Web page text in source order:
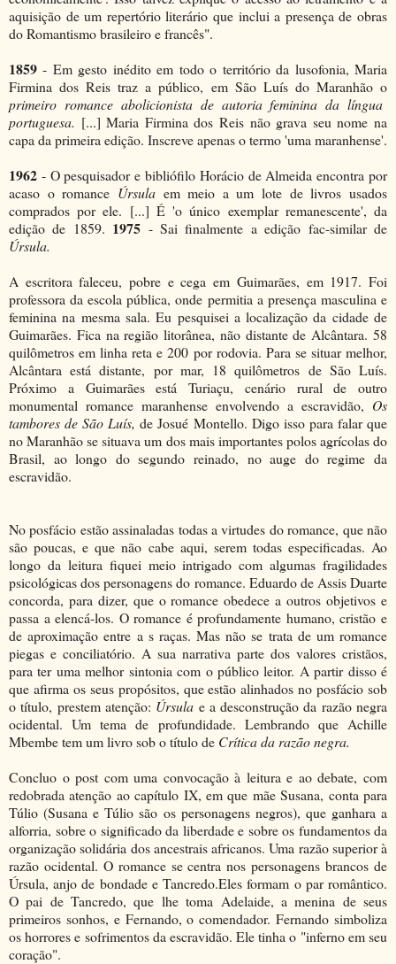
aquisição de um repertório literário que inclui a presença de obras
do Romantismo brasileiro e francês".
1859- Em gesto inédito em todo o território da lusofonia, Maria
Firmina dos Reis traz a público, em São Luís do Maranhão o
primeiro romance abolicionista de autoria feminina da língua
portuguesa. [...] Maria Firmina dos Reis não grava seu nome na
capa da primeira edição. Inscreve apenas o termo 'uma maranhense'.
1962 - O pesquisador e bibliófilo Horácio de Almeida encontra por
acaso o romance Úrsulaem meio a um lote de livros usados
comprados por ele. [...] É 'o único exemplar remanescente', da
edição de 1859. 1975 - Sai finalmente a edição fac-similar de
Úrsula.
A escritora faleceu, pobre e cega em Guimarães, em 1917. Foi
professora da escola pública, onde permitia a presença masculina e
feminina na mesma sala. Eu pesquisei a localização da cidade de
Guimarães. Fica na região litorânea, não distante de Alcântara. 58
quilômetros em linha reta e 200 por rodovia. Para se situar melhor,
Alcântara está distante, por mar, 18 quilômetros de São Luís.
Próximo a Guimarães está Turiaçu, cenário rural de outro
monumental romance maranhense envolvendo a escravidão, Os
tambores de São Luís,de Josué Montello. Digo isso para falar que
no Maranhão se situava um dos mais importantes polos agrícolas do
Brasil, ao longo do segundo reinado, no auge do regime da
escravidão.
No posfácio estão assinaladas todas a virtudes do romance, que não
são poucas, e que não cabe aqui, serem todas especificadas. Ao
longo da leitura fiquei meio intrigado com algumas fragilidades
psicológicas dos personagens do romance. Eduardo de Assis Duarte
concorda, para dizer, que o romance obedece a outros objetivos e
passa a elencá-los. O romance é profundamente humano, cristão e
de aproximação entre a s raças. Mas não se trata de um romance
piegas e conciliatório. A sua narrativa parte dos valores cristãos,
para ter uma melhor sintonia com o público leitor. A partir disso é
que afirma os seus propósitos, que estão alinhados no posfácio sob
o título, prestem atenção: Úrsula e a desconstrução da razão negra
ocidental. Um tema de profundidade. Lembrando que Achille
Mbembe tem um livro sob o título de Crítica da razão negra.
Concluo o post com uma convocação à leitura e ao debate, com
redobrada atenção ao capítulo IX, em que mãe Susana, conta para
Túlio (Susana e Túlio são os personagens negros), que ganhara a
alforria, sobre o significado da liberdade e sobre os fundamentos da
organização solidária dos ancestrais africanos. Uma razão superior à
razão ocidental. O romance se centra nos personagens brancos de
Úrsula, anjo de bondade e Tancredo.Eles formam o par romântico.
O pai de Tancredo, que lhe toma Adelaide, a menina de seus
primeiros sonhos, e Fernando, o comendador. Fernando simboliza
os horrores e sofrimentos da escravidão. Ele tinha o "inferno em seu
coração".